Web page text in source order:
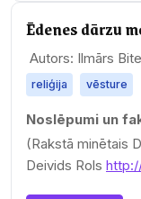
Ēdenes dārzu
Autors: Ilmārs Bite
reliģija
vēsture
Noslēpumi un
(Rakstā minētais
Deivids Rols